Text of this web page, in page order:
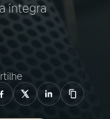
íntegra